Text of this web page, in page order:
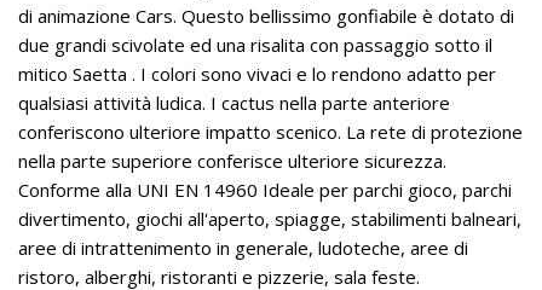
di animazione Cars. Questo bellissimo gonfiabile è dotato di
due grandi scivolate ed una risalita con passaggio sotto il
mitico Saetta . I colori sono vivaci e lo rendono adatto per
qualsiasi attività ludica. I cactus nella parte anteriore
conferiscono ulteriore impatto scenico. La rete di protezione
nella parte superiore conferisce ulteriore sicurezza.
Conforme alla UNI EN 14960 Ideale per parchi gioco, parchi
divertimento, giochi all'aperto, spiagge, stabilimenti balneari,
aree di intrattenimento in generale, ludoteche, aree di
ristoro, alberghi, ristoranti e pizzerie, sala feste.